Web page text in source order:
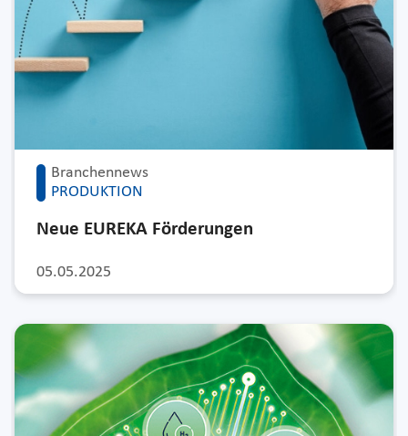
Branchennews
PRODUKTION
05.05.2025
Neue EUREKA Förderungen